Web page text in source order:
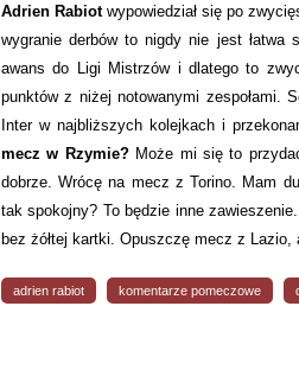
Adrien Rabiotwypowiedział się po
wygranie derbów to nigdy nie jest
awans do Ligi Mistrzów i dlatego to
punktów z niżej notowanymi zespołami.
Inter w najbliższych kolejkach i
mecz w Rzymie?Może mi się to
dobrze. Wrócę na mecz z Torino. Mam
tak spokojny? To będzie inne
bez żółtej kartki. Opuszczę mecz z Lazio,
adrien rabiot komentarze pomeczowe